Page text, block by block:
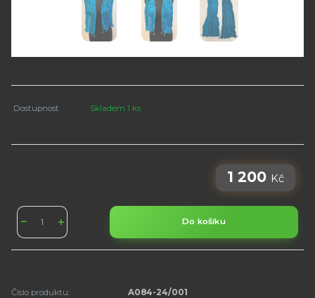
Dostupnost Skladem 1 ks
1 200 Kč
Do košíku
Číslo produktu:
A084-24/001